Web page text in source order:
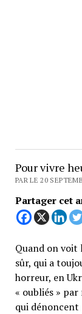
Pour vivre
PAR LE 20
Partager cet
Quand on voit
sûr, qui a
horreur, en
« oubliés » par
qui